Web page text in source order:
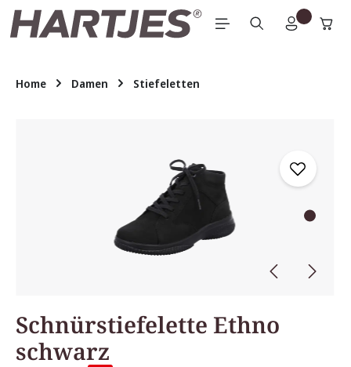
Zum Hauptinhalt springen
Home Damen Stiefeletten
Schnürstiefelette Ethno
schwarz